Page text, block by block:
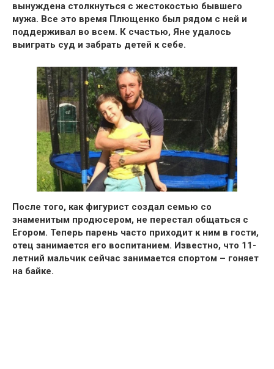
вынуждена столкнуться с жестокостью бывшего
мужа. Все это время Плющенко был рядом с ней и
поддерживал во всем. К счастью, Яне удалось
выиграть суд и забрать детей к себе.
После того, как фигурист создал семью со
знаменитым продюсером, не перестал общаться с
Егором. Теперь парень часто приходит к ним в гости,
отец занимается его воспитанием. Известно, что 11-
летний мальчик сейчас занимается спортом – гоняет
на байке.